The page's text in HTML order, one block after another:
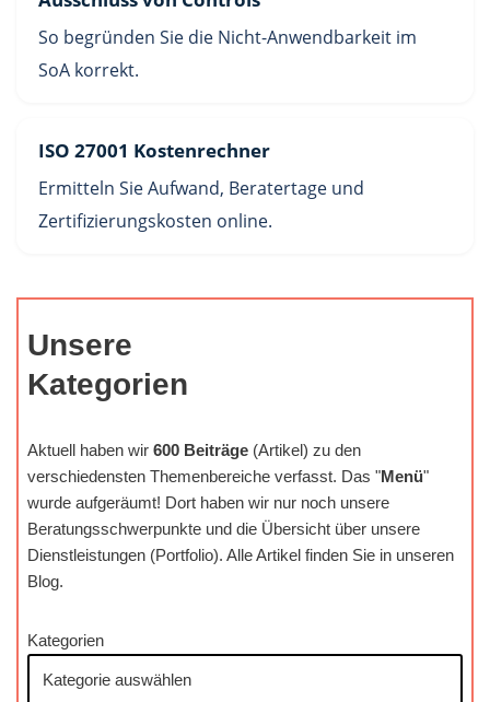
So begründen Sie die Nicht-Anwendbarkeit im
SoA korrekt.
ISO 27001 Kostenrechner
Ermitteln Sie Aufwand, Beratertage und
Zertifizierungskosten online.
Unsere
Kategorien
Aktuell haben wir 600 Beiträge (Artikel) zu den
verschiedensten Themenbereiche verfasst. Das "Menü"
wurde aufgeräumt! Dort haben wir nur noch unsere
Beratungsschwerpunkte und die Übersicht über unsere
Dienstleistungen (Portfolio). Alle Artikel finden Sie in unseren
Blog.
Kategorien